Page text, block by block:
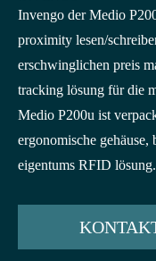
Invengo der Medio
proximity lesen/
erschwinglichen preis
tracking lösung für die
Medio P200u ist
ergonomische
eigentums RFID lösung.